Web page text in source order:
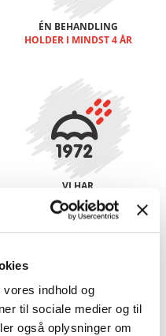
indhold og
til sociale medier og til
også oplysninger om
ÉN BEHANDLING
HOLDER I MINDST 4 ÅR
VI HAR
UNDERVOGNSBEHANDLET
SIDEN 1972